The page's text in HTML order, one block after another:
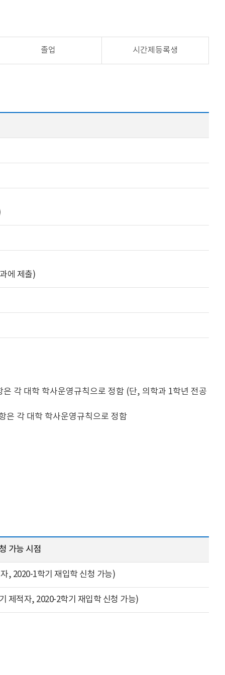
졸업 시간제등록생
에 제출)
각 대학 학사운영규칙으로 정함 (단, 의학과 1학년 전공
은 각 대학 학사운영규칙으로 정함
가능 시점
, 2020-1학기 재입학 신청 가능)
제적자, 2020-2학기 재입학 신청 가능)